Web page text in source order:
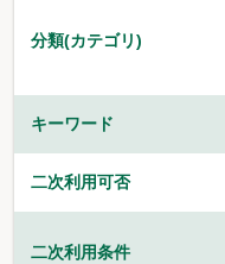
分類(カテゴリ)
キーワード
二次利用可否
二次利用条件